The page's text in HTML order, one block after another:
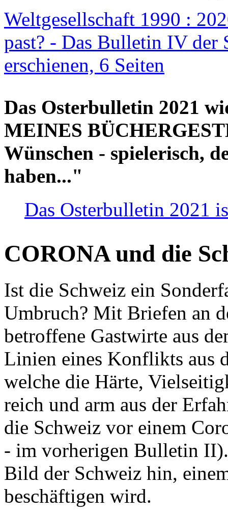
Weltgesellschaft 1990 :
past? - Das Bulletin IV der
erschienen, 6 Seiten
Das Osterbulletin 2021
MEINES
Wünschen - spielerisch,
haben..."
Das Osterbulletin 2021
CORONA und die
Ist die Schweiz ein
Umbruch? Mit Briefen an
betroffene Gastwirte aus
Linien eines Konflikts aus
welche die Härte,
reich und arm aus der
die Schweiz vor einem
- im vorherigen Bulletin
Bild der Schweiz hin,
beschäftigen wird.